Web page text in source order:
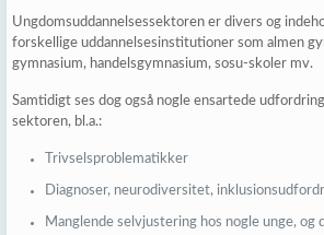
Ungdomsuddannelsessektoren er divers og
forskellige uddannelsesinstitutioner som almen
gymnasium, handelsgymnasium, sosu-skoler mv.
Samtidigt ses dog også nogle ensartede
sektoren, bl.a.:
Trivselsproblematikker
Diagnoser, neurodiversitet,
Manglende selvjustering hos nogle unge, og